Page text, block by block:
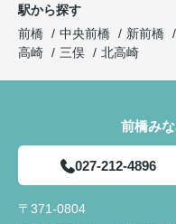
駅から探す
前橋
中央前橋 新前橋
高崎
三俣 北高崎
前橋み
027-212-4896
〒371-0804